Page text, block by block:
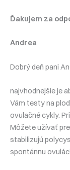
Ďakujem za
Andrea
Dobrý deň pani
najvhodnejšie je
Vám testy na
ovulačné cykly.
Môžete užívať
stabilizujú
spontánnu